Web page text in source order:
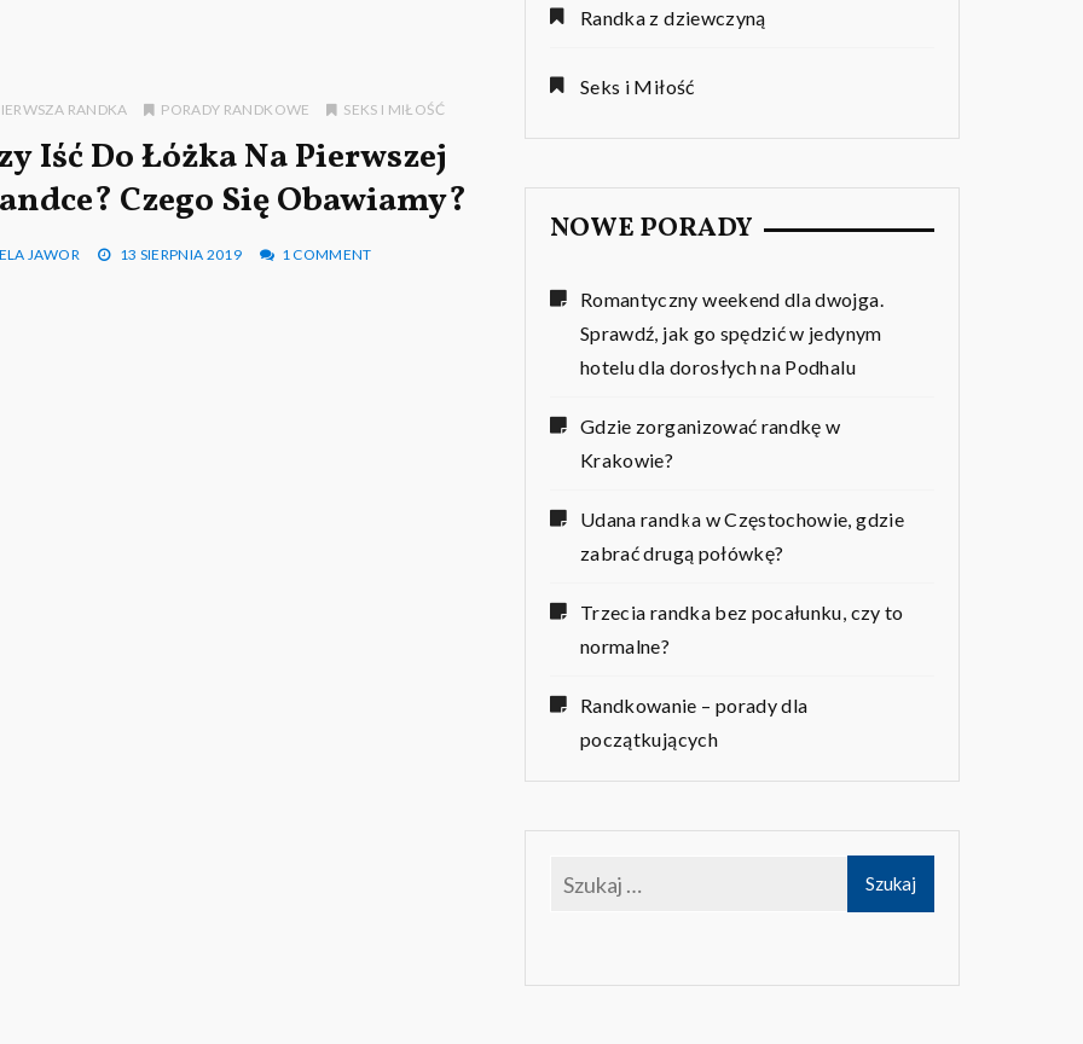
RANDKA PORADY RANDKOWE SEKS I MIŁOŚĆ
Iść Do Łóżka Na Pierwszej
Czego Się Obawiamy?
JAWOR 13 SIERPNIA 2019 1 COMMENT
Randka z dziewczyną
Seks i Miłość
NOWE PORADY
Romantyczny weekend dla dwojga.
Sprawdź, jak go spędzić w jedynym
hotelu dla dorosłych na Podhalu
Gdzie zorganizować randkę w
Krakowie?
Udana randka w Częstochowie, gdzie
zabrać drugą połówkę?
Trzecia randka bez pocałunku, czy to
normalne?
Randkowanie – porady dla
początkujących